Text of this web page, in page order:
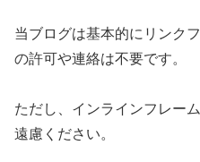
当ブログは基本的にリンク
の許可や連絡は不要です。
ただし、インラインフレー
遠慮ください。